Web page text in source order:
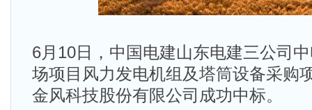
6月10日，中国电建山东电建三公司
场项目风力发电机组及塔筒设备采购
金风科技股份有限公司成功中标。